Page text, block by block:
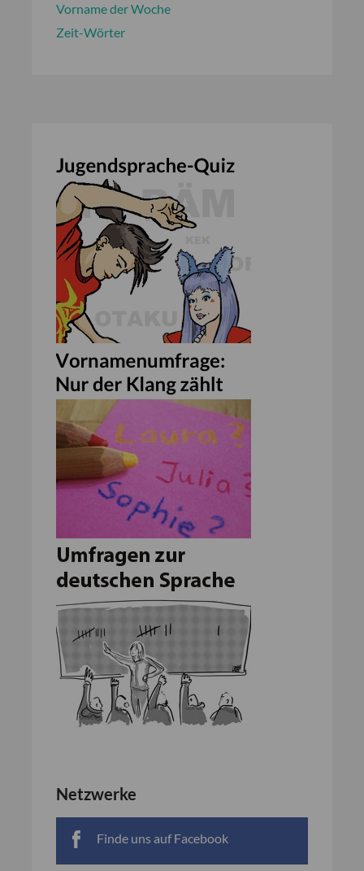
Vorname der Woche
Zeit-Wörter
Netzwerke
Finde uns auf Facebook